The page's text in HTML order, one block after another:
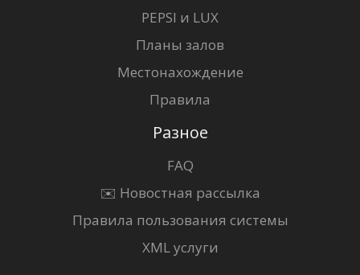
PEPSI и LUX
Планы залов
Местонахождение
Правила
Разное
FAQ
✉️ Новостная рассылка
Правила пользования системы
XML услуги